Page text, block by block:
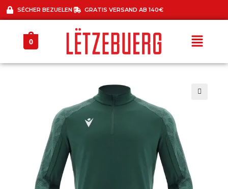
SÉCHER BEZUELEN GRATIS VERSAND AB 140€
0